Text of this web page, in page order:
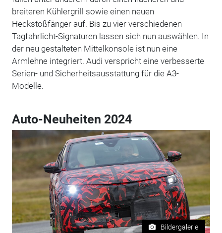
breiteren Kühlergrill sowie einen neuen
Heckstoßfänger auf. Bis zu vier verschiedenen
Tagfahrlicht-Signaturen lassen sich nun auswählen. In
der neu gestalteten Mittelkonsole ist nun eine
Armlehne integriert. Audi verspricht eine verbesserte
Serien- und Sicherheitsausstattung für die A3-
Modelle.
Auto-Neuheiten 2024
Bildergalerie